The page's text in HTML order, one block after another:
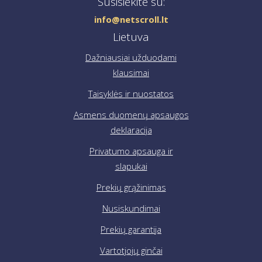
info@netscroll.lt
Lietuva
Dažniausiai užduodami
klausimai
Taisyklės ir nuostatos
Asmens duomenų apsaugos
deklaracija
Privatumo apsauga ir
slapukai
Prekių grąžinimas
Nusiskundimai
Prekių garantija
Vartotjojų ginčai